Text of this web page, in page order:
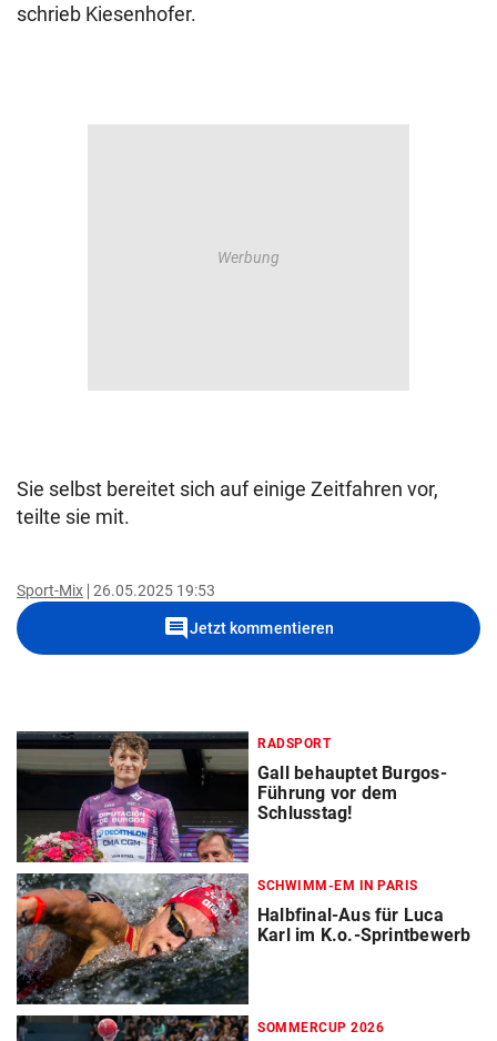
schrieb Kiesenhofer.
Sie selbst bereitet sich auf einige Zeitfahren vor,
teilte sie mit.
Sport-Mix 26.05.2025 19:53
commentJetzt kommentieren
RADSPORT
Gall behauptet Burgos-
Führung vor dem
Schlusstag!
SCHWIMM-EM IN PARIS
Halbfinal-Aus für Luca
Karl im K.o.-Sprintbewerb
SOMMERCUP 2026